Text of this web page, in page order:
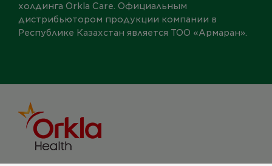
холдинга Orkla Care. Официальным
дистрибьютором продукции компании в
Республике Казахстан является ТОО «Армаран».